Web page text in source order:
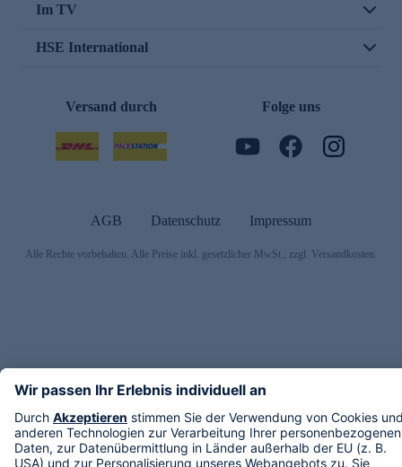
Im TV
HSE International
Versand durch Folge uns
AGB Datenschutz Impressum
Alle Rechte vorbehalten. Alle Preise inkl. gesetzlicher MwSt., zzgl. Versandkosten.